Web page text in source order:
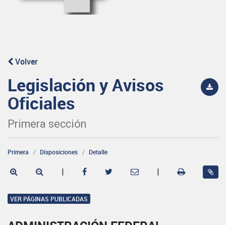
Volver
Legislación y Avisos
Oficiales
Primera sección
Primera Disposiciones Detalle
| |
VER PÁGINAS PUBLICADAS